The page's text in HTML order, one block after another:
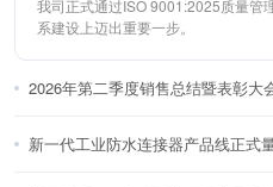
我司正式通过ISO 9001:2025质量管
系建设上迈出重要一步。
2026年第二季度销售总结暨表彰大
新一代工业防水连接器产品线正式